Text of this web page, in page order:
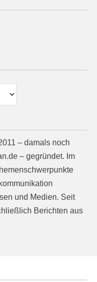
– damals noch
– gegründet. Im
und Medien. Seit
Berichten aus